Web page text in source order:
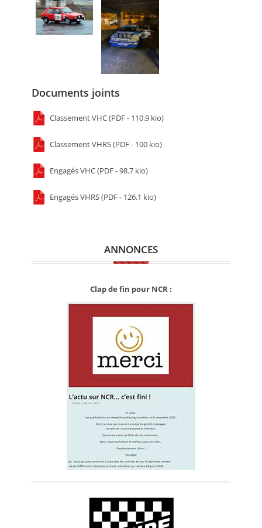
Documents joints
Classement VHC (PDF - 110.9 kio)
Classement VHRS (PDF - 100 kio)
Engagés VHC (PDF - 98.7 kio)
Engagés VHRS (PDF - 126.1 kio)
ANNONCES
Clap de fin pour NCR :